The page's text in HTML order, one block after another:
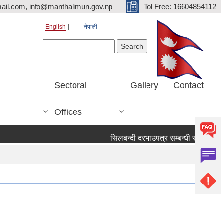
info@manthalimun.gov.np Tol Free: 16604854112
English नेपाली
Sectoral
Offices
Gallery Contact
सिलबन्दी दरभाउपत्र सम्बन्धी सूचना ।